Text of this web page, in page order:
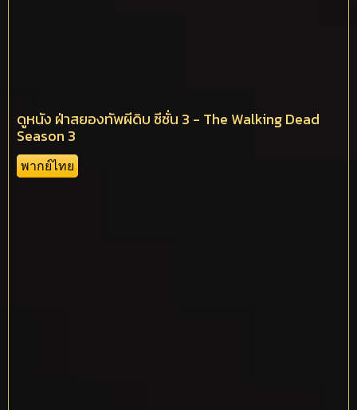
ดูหนัง ฝ่าสยองทัพผีดิบ ซีซั่น 3 - The Walking Dead
Season 3
พากย์ไทย